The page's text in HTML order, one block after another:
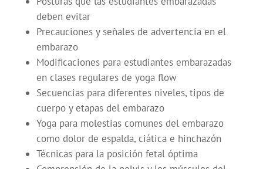
deben evitar
Precauciones y señales de advertencia en el
embarazo
Modificaciones para estudiantes embarazadas
en clases regulares de yoga flow
Secuencias para diferentes niveles, tipos de
cuerpo y etapas del embarazo
Yoga para molestias comunes del embarazo
como dolor de espalda, ciática e hinchazón
Técnicas para la posición fetal óptima